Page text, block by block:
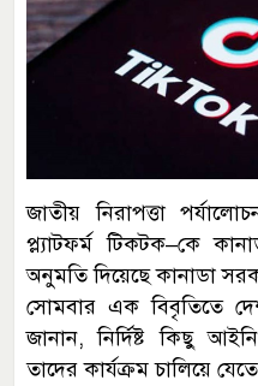
জাতীয় নিরাপত্তা
প্ল্যাটফর্ম টিকটক–কে
অনুমতি দিয়েছে কানাডা
সোমবার এক বিবৃতিতে
জানান, নির্দিষ্ট কিছু
তাদের কার্যক্রম চালিয়ে